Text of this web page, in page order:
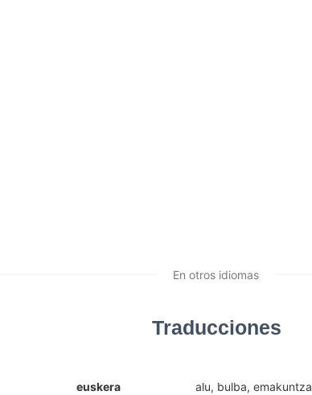
En otros idiomas
Traducciones
euskera alu, bulba, emakuntza